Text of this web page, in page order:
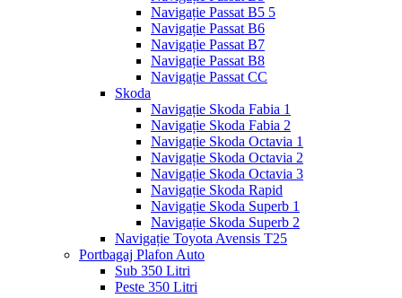
Navigație Passat B5 5
Navigație Passat B6
Navigație Passat B7
Navigație Passat B8
Navigație Passat CC
Skoda
Navigație Skoda Fabia 1
Navigație Skoda Fabia 2
Navigație Skoda Octavia 1
Navigație Skoda Octavia 2
Navigație Skoda Octavia 3
Navigație Skoda Rapid
Navigație Skoda Superb 1
Navigație Skoda Superb 2
Navigație Toyota Avensis T25
Portbagaj Plafon Auto
Sub 350 Litri
Peste 350 Litri